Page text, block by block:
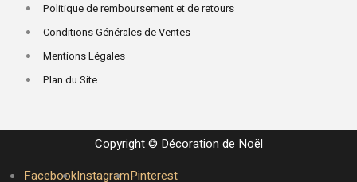
Politique de remboursement et de retours
Conditions Générales de Ventes
Mentions Légales
Plan du Site
Copyright © Décoration de Noël
FacebookInstagramPinterest